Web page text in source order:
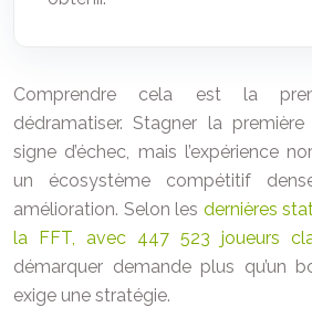
Comprendre cela est la
dédramatiser. Stagner la
signe d’échec, mais l’expérience
un écosystème compétitif
amélioration. Selon les dernières
la FFT, avec 447 523 joueurs
démarquer demande plus qu’un
exige une stratégie.